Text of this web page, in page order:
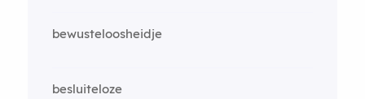
bewusteloosheidje
besluiteloze